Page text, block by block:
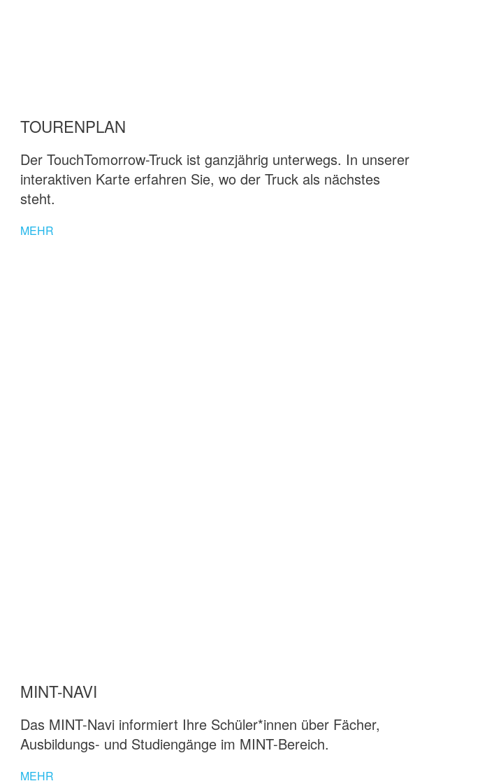
TOURENPLAN
Der TouchTomorrow-Truck ist ganzjährig unterwegs. In unserer
interaktiven Karte erfahren Sie, wo der Truck als nächstes
steht.
MEHR
MINT-NAVI
Das MINT-Navi informiert Ihre Schüler*innen über Fächer,
Ausbildungs- und Studiengänge im MINT-Bereich.
MEHR